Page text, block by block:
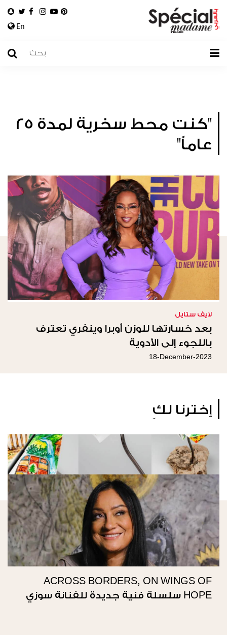
En
"كنت محط سخرية لمدة 25
عاماً"
لايف ستايل
بعد خسارتها للوزن أوبرا وينفري تعترف
باللجوء إلى الأدوية
18-December-2023
إخترنا لكِ
ACROSS BORDERS, ON WINGS OF
HOPE سلسلة فنية جديدة للفنانة سوزي